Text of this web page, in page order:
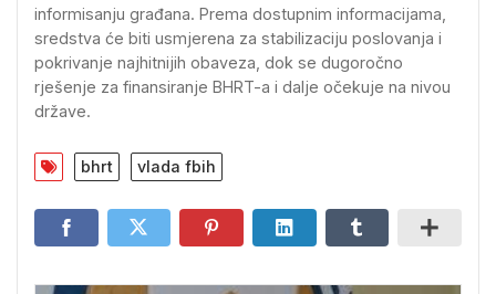
informisanju građana. Prema dostupnim informacijama,
sredstva će biti usmjerena za stabilizaciju poslovanja i
pokrivanje najhitnijih obaveza, dok se dugoročno
rješenje za finansiranje BHRT-a i dalje očekuje na nivou
države.
bhrt vlada fbih